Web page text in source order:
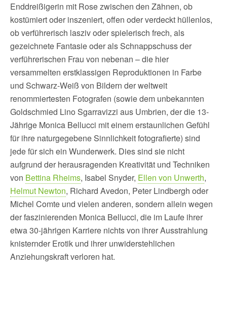
Enddreißigerin mit Rose zwischen den Zähnen, ob
kostümiert oder inszeniert, offen oder verdeckt hüllenlos,
ob verführerisch lasziv oder spielerisch frech, als
gezeichnete Fantasie oder als Schnappschuss der
verführerischen Frau von nebenan – die hier
versammelten erstklassigen Reproduktionen in Farbe
und Schwarz-Weiß von Bildern der weltweit
renommiertesten Fotografen (sowie dem unbekannten
Goldschmied Lino Sgarravizzi aus Umbrien, der die 13-
Jährige Monica Bellucci mit einem erstaunlichen Gefühl
für ihre naturgegebene Sinnlichkeit fotografierte) sind
jede für sich ein Wunderwerk. Dies sind sie nicht
aufgrund der herausragenden Kreativität und Techniken
von Bettina Rheims, Isabel Snyder, Ellen von Unwerth,
Helmut Newton, Richard Avedon, Peter Lindbergh oder
Michel Comte und vielen anderen, sondern allein wegen
der faszinierenden Monica Bellucci, die im Laufe ihrer
etwa 30-jährigen Karriere nichts von ihrer Ausstrahlung
knisternder Erotik und ihrer unwiderstehlichen
Anziehungskraft verloren hat.